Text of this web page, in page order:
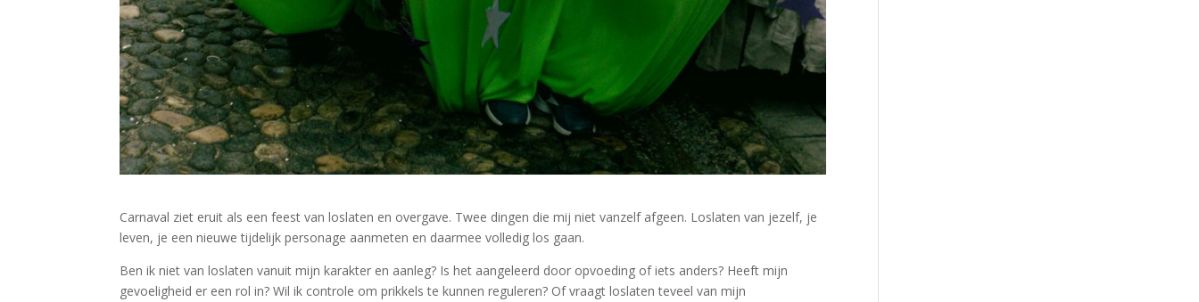
Carnaval ziet eruit als een feest van loslaten en overgave. Twee dingen die mij niet vanzelf afgeen. Loslaten van jezelf, je
leven, je een nieuwe tijdelijk personage aanmeten en daarmee volledig los gaan.
Ben ik niet van loslaten vanuit mijn karakter en aanleg? Is het aangeleerd door opvoeding of iets anders? Heeft mijn
gevoeligheid er een rol in? Wil ik controle om prikkels te kunnen reguleren? Of vraagt loslaten teveel van mijn